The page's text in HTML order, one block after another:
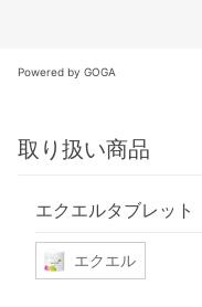
Powered by GOGA
取り扱い商品
エクエルタブレット
エクエル